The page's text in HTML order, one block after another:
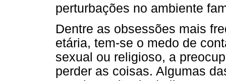
perturbações no ambiente
Dentre as obsessões mais
etária, tem-se o medo de
sexual ou religioso, a
perder as coisas. Algumas